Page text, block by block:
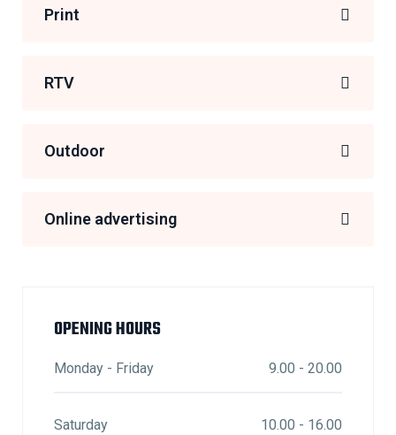
Print
RTV
Outdoor
Online advertising
OPENING HOURS
Monday - Friday 9.00 - 20.00
Saturday 10.00 - 16.00